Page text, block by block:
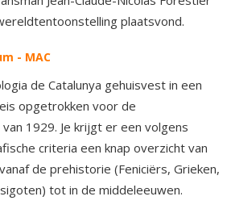
plaatsvond.
- MAC
de Catalunya gehuisvest in een
opgetrokken voor de
1929. Je krijgt er een volgens
criteria een knap overzicht van
de prehistorie (Feniciërs, Grieken,
tot in de middeleeuwen.